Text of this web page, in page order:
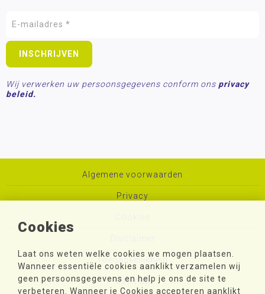
Cookies
Laat ons weten welke cookies we mogen plaatsen.
Wanneer essentiële cookies aanklikt verzamelen wij
geen persoonsgegevens en help je ons de site te
verbeteren. Wanneer je Cookies accepteren aanklikt
Wij verwerken uw persoonsgegevens conform ons privacy
beleid.
Algemene voorwaarden
Privacy
Toegankelijkheid
Sitemap